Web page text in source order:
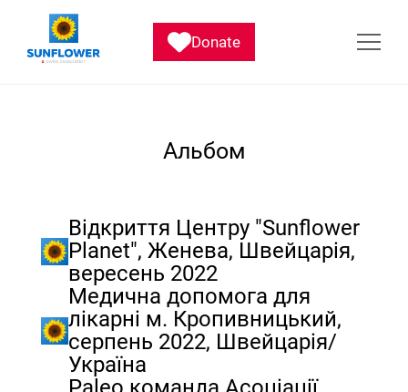
Donate
Альбом
Відкриття Центру "Sunflower
Planet", Женева, Швейцарія,
вересень 2022
Медична допомога для
лікарні м. Кропивницький,
серпень 2022, Швейцарія/
Україна